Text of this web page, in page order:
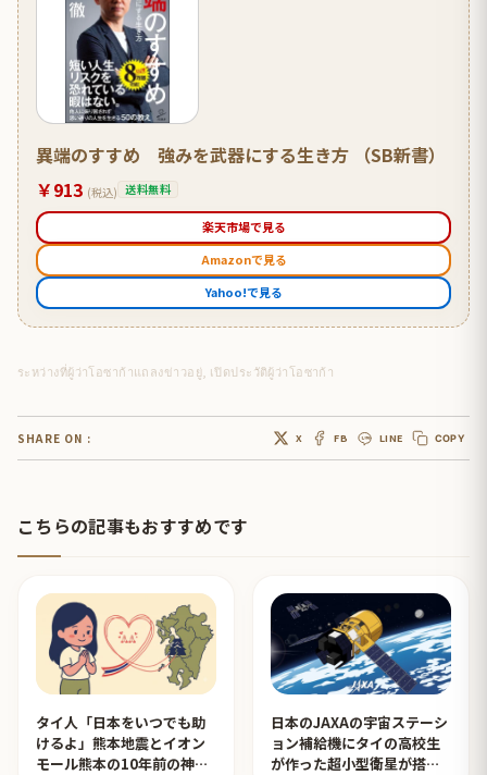
異端のすすめ 強みを武器にする生き方 （SB新書）
￥913 (税込) 送料無料
楽天市場で見る
Amazonで見る
Yahoo!で見る
ระหว่างที่ผู้ว่าโอซาก้าแถลงข่าวอยู่, เปิดประวัติผู้ว่าโอซาก้า
SHARE ON : X FB LINE COPY
こちらの記事もおすすめです
タイ人「日本をいつでも助
けるよ」熊本地震とイオン
モール熊本の10年前の神対
日本のJAXAの宇宙ステーシ
ョン補給機にタイの高校生
が作った超小型衛星が搭載